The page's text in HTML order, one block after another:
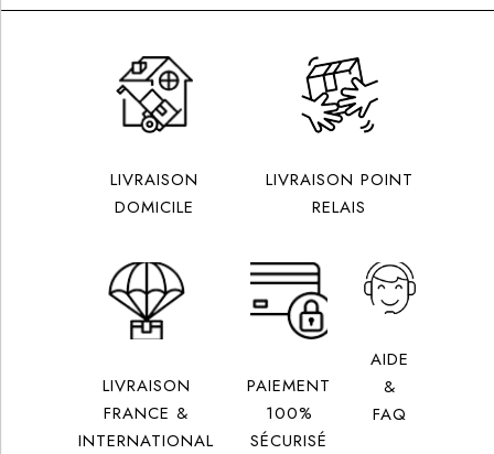
LIVRAISON
DOMICILE
LIVRAISON POINT
RELAIS
LIVRAISON
FRANCE &
INTERNATIONAL
PAIEMENT
100%
SÉCURISÉ
AIDE
&
FAQ